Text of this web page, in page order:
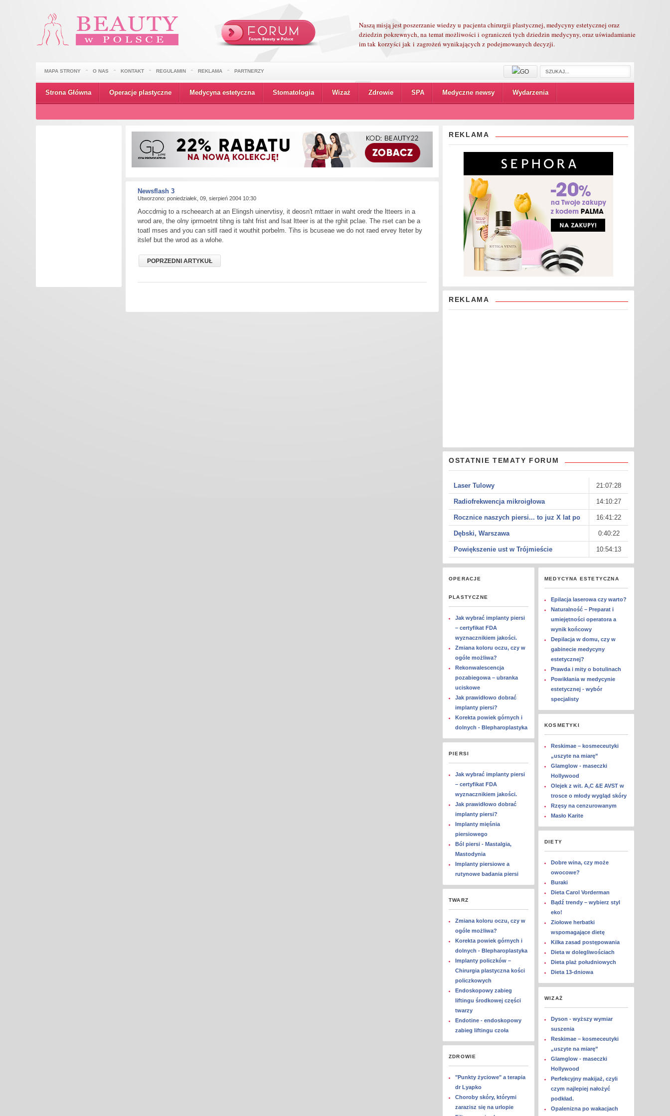
Naszą misją jest poszerzanie wiedzy u pacjenta chirurgii plastycznej, medycyny estetycznej oraz
dziedzin pokrewnych, na temat możliwości i ograniczeń tych dziedzin medycyny, oraz uświadamianie
im tak korzyści jak i zagrożeń wynikających z podejmowanych decyzji.
MAPA STRONY O NAS KONTAKT REGULAMIN REKLAMA PARTNERZY
Strona Główna Operacje plastyczne Medycyna estetyczna Stomatologia Wizaż Zdrowie SPA Medyczne newsy Wydarzenia
Newsflash 3
Utworzono: poniedziałek, 09, sierpień 2004 10:30
Aoccdrnig to a rscheearch at an Elingsh uinervtisy, it deosn't mttaer in waht oredr the ltteers in a
wrod are, the olny iprmoetnt tihng is taht frist and lsat ltteer is at the rghit pclae. The rset can be a
toatl mses and you can sitll raed it wouthit porbelm. Tihs is bcuseae we do not raed ervey lteter by
itslef but the wrod as a wlohe.
POPRZEDNI ARTYKUŁ
REKLAMA
REKLAMA
OSTATNIE TEMATY FORUM
Laser Tulowy 21:07:28
Radiofrekwencja mikroigłowa 14:10:27
Rocznice naszych piersi... to juz X lat po 16:41:22
Dębski, Warszawa 0:40:22
Powiększenie ust w Trójmieście 10:54:13
OPERACJE
PLASTYCZNE
Jak wybrać implanty piersi
– certyfikat FDA
wyznacznikiem jakości.
Zmiana koloru oczu, czy w
ogóle możliwa?
Rekonwalescencja
pozabiegowa – ubranka
uciskowe
Jak prawidłowo dobrać
implanty piersi?
Korekta powiek górnych i
dolnych - Blepharoplastyka
PIERSI
Jak wybrać implanty piersi
– certyfikat FDA
wyznacznikiem jakości.
Jak prawidłowo dobrać
implanty piersi?
Implanty mięśnia
piersiowego
Ból piersi - Mastalgia,
Mastodynia
Implanty piersiowe a
rutynowe badania piersi
TWARZ
Zmiana koloru oczu, czy w
ogóle możliwa?
Korekta powiek górnych i
dolnych - Blepharoplastyka
Implanty policzków –
Chirurgia plastyczna kości
policzkowych
Endoskopowy zabieg
liftingu środkowej części
twarzy
Endotine - endoskopowy
zabieg liftingu czoła
ZDROWIE
"Punkty życiowe" a terapia
dr Lyapko
Choroby skóry, którymi
zarazisz się na urlopie
MEDYCYNA ESTETYCZNA
Epilacja laserowa czy warto?
Naturalność – Preparat i
umiejętności operatora a
wynik końcowy
Depilacja w domu, czy w
gabinecie medycyny
estetycznej?
Prawda i mity o botulinach
Powikłania w medycynie
estetycznej - wybór
specjalisty
KOSMETYKI
Reskimae – kosmeceutyki
„uszyte na miarę”
Glamglow - maseczki
Hollywood
Olejek z wit. A,C &E AVST w
trosce o młody wygląd skóry
Rzęsy na cenzurowanym
Masło Karite
DIETY
Dobre wina, czy może
owocowe?
Buraki
Dieta Carol Vorderman
Bądź trendy – wybierz styl
eko!
Ziołowe herbatki
wspomagające dietę
Kilka zasad postępowania
Dieta w dolegliwościach
Dieta plaż południowych
Dieta 13-dniowa
WIZAŻ
Dyson - wyższy wymiar
suszenia
Reskimae – kosmeceutyki
„uszyte na miarę”
Glamglow - maseczki
Hollywood
Perfekcyjny makijaż, czyli
czym najlepiej nałożyć
podkład.
Opalenizna po wakacjach